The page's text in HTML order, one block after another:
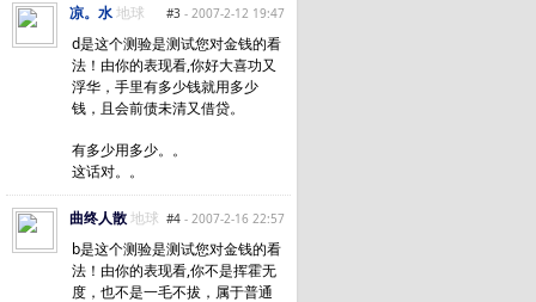
#3 - 2007-2-12 19:47
凉。水地球
d是这个测验是测试您对金钱的看
法！由你的表现看,你好大喜功又
浮华，手里有多少钱就用多少
钱，且会前债未清又借贷。
有多少用多少。。
这话对。。
#4 - 2007-2-16 22:57
曲终人散地球
b是这个测验是测试您对金钱的看
法！由你的表现看,你不是挥霍无
度，也不是一毛不拔，属于普通